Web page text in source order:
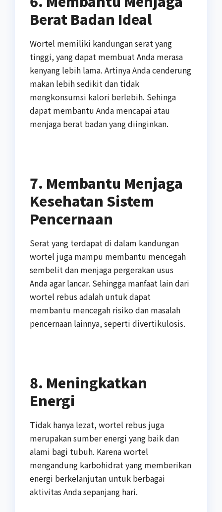
Berat Badan Ideal
Wortel memiliki kandungan serat yang
tinggi, yang dapat membuat Anda merasa
kenyang lebih lama. Artinya Anda cenderung
makan lebih sedikit dan tidak
mengkonsumsi kalori berlebih. Sehinga
dapat membantu Anda mencapai atau
menjaga berat badan yang diinginkan.
7. Membantu Menjaga
Kesehatan Sistem
Pencernaan
Serat yang terdapat di dalam kandungan
wortel juga mampu membantu mencegah
sembelit dan menjaga pergerakan usus
Anda agar lancar. Sehingga manfaat lain dari
wortel rebus adalah untuk dapat
membantu mencegah risiko dan masalah
pencernaan lainnya, seperti divertikulosis.
8. Meningkatkan
Energi
Tidak hanya lezat, wortel rebus juga
merupakan sumber energi yang baik dan
alami bagi tubuh. Karena wortel
mengandung karbohidrat yang memberikan
energi berkelanjutan untuk berbagai
aktivitas Anda sepanjang hari.